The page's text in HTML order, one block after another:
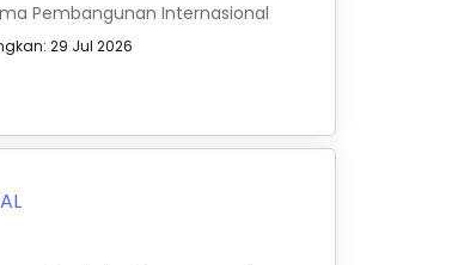
Pembangunan Internasional
29 Jul 2026